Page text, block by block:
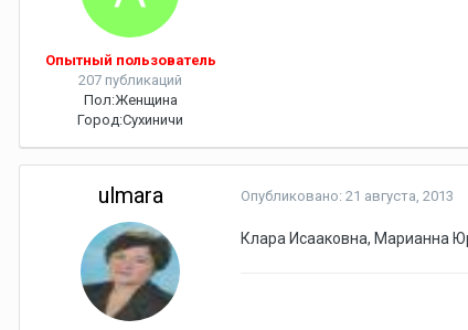
Опытный пользователь
207 публикаций
Пол:Женщина
Город:Сухиничи
ulmara Опубликовано: 21 августа, 2013
Клара Исааковна, Марианна